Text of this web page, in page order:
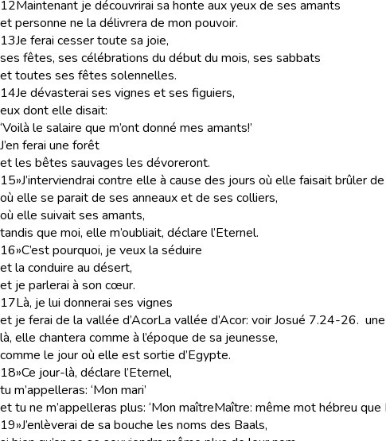
12Maintenant je découvrirai sa honte aux yeux de ses amants
et personne ne la délivrera de mon pouvoir.
13Je ferai cesser toute sa joie,
ses fêtes, ses célébrations du début du mois, ses sabbats
et toutes ses fêtes solennelles.
14Je dévasterai ses vignes et ses figuiers,
eux dont elle disait:
‘Voilà le salaire que m’ont donné mes amants!’
J’en ferai une forêt
et les bêtes sauvages les dévoreront.
15»J’interviendrai contre elle à cause des jours où elle faisait brûler de
où elle se parait de ses anneaux et de ses colliers,
où elle suivait ses amants,
tandis que moi, elle m’oubliait, déclare l’Eternel.
16»C’est pourquoi, je veux la séduire
et la conduire au désert,
et je parlerai à son cœur.
17Là, je lui donnerai ses vignes
et je ferai de la vallée d’AcorLa vallée d’Acor: voir Josué 7.24-26.
là, elle chantera comme à l’époque de sa jeunesse,
comme le jour où elle est sortie d’Egypte.
18»Ce jour-là, déclare l’Eternel,
tu m’appelleras: ‘Mon mari’
et tu ne m’appelleras plus: ‘Mon maîtreMaître: même mot hébreu que
19»J’enlèverai de sa bouche les noms des Baals,